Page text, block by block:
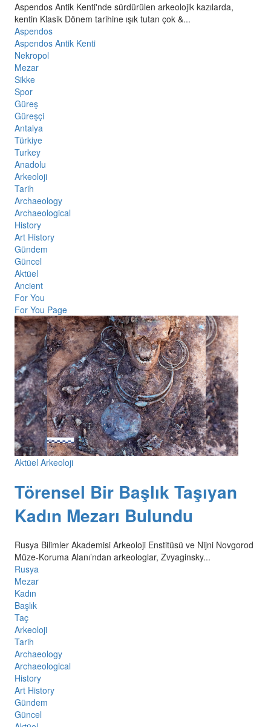
Aspendos Antik Kenti'nde sürdürülen arkeolojik kazılarda,
kentin Klasik Dönem tarihine ışık tutan çok &...
Aspendos
Aspendos Antik Kenti
Nekropol
Mezar
Sikke
Spor
Güreş
Güreşçi
Antalya
Türkiye
Turkey
Anadolu
Arkeoloji
Tarih
Archaeology
Archaeological
History
Art History
Gündem
Güncel
Aktüel
Ancient
For You
For You Page
Aktüel Arkeoloji
Törensel Bir Başlık Taşıyan
Kadın Mezarı Bulundu
Rusya Bilimler Akademisi Arkeoloji Enstitüsü ve Nijni Novgorod
Müze-Koruma Alanı’ndan arkeologlar, Zvyaginsky...
Rusya
Mezar
Kadın
Başlık
Taç
Arkeoloji
Tarih
Archaeology
Archaeological
History
Art History
Gündem
Güncel